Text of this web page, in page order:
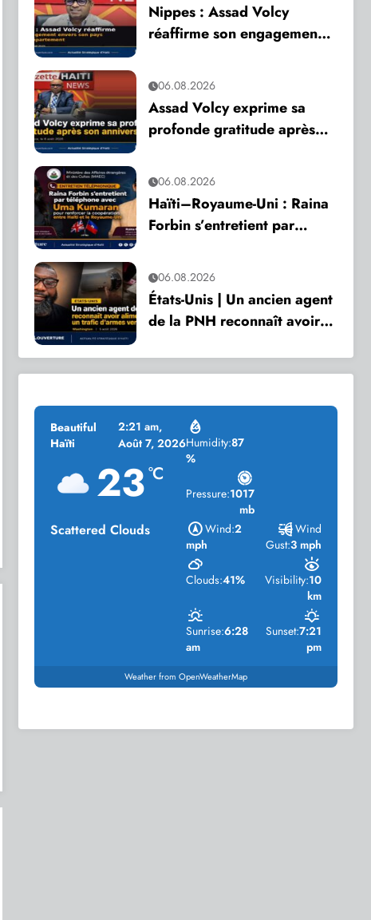
Nippes : Assad Volcy
réaffirme son engagement
département
06.08.2026
Assad Volcy exprime sa
profonde gratitude après
06.08.2026
Haïti–Royaume-Uni : Raina
Forbin s’entretient par
Kumaran pour renforcer la
coopération
06.08.2026
États-Unis | Un ancien agent
de la PNH reconnaît avoir
vers Haïti
Beautiful
Haïti
2:21 am,
Août 7, 2026
23°C
Scattered Clouds
Humidity:87
%
Pressure:1017
mb
Wind:2
mph
Wind
Gust:3 mph
Clouds:41% Visibility:10
km
Sunrise:6:28
am
Sunset:7:21
pm
Weather from OpenWeatherMap